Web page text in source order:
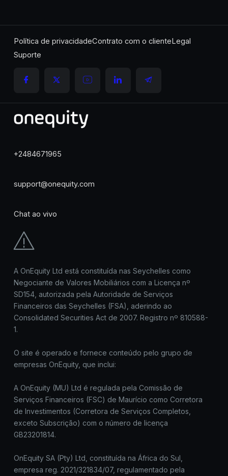
Política de privacidadeContrato com o clienteLegal
Suporte
+2484671965
support@onequity.com
Chat ao vivo
A OnEquity Ltd está constituída nas Seychelles como
Negociante de Valores Mobiliários com a Licença nº
SD154, autorizada pela Autoridade de Serviços
Financeiros das Seychelles (FSA), aderindo ao
Consolidated Securities Act de 2007. Registro nº 810588-
1.
O site é operado e fornece conteúdo pelo grupo de
empresas OnEquity, que inclui:
A OnEquity (MU) Ltd é regulada pela Comissão de
Serviços Financeiros (FSC) de Maurício como Corretora
de Investimentos (Corretora de Serviços Completos,
exceto Subscrição) com o número de licença
GB23201814.
OnEquity SA (Pty) Ltd, constituída na África do Sul,
empresa reg. 2021/321834/07, regulamentado pela